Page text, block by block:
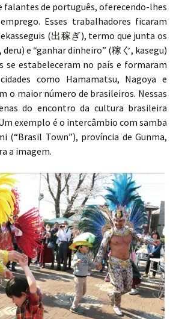
falantes de português, oferecendo-lhes
Esses trabalhadores ficaram
(出稼ぎ), termo que junta os
e “ganhar dinheiro” (稼ぐ, kasegu)
se estabeleceram no país e formaram
como Hamamatsu, Nagoya e
o maior número de brasileiros. Nessas
do encontro da cultura brasileira
exemplo é o intercâmbio com samba
(“Brasil Town”), província de Gunma,
a imagem.